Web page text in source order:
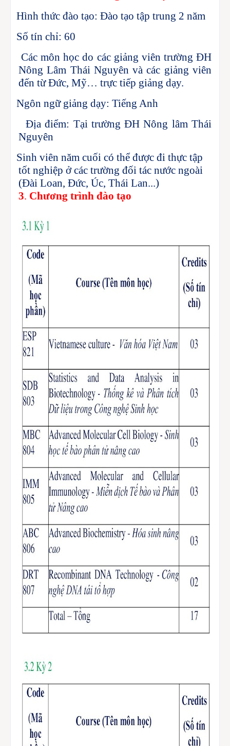
Hình thức đào tạo: Đào tạo tập trung 2 năm
Số tín chỉ: 60
Các môn học do các giảng viên trường ĐH
Nông Lâm Thái Nguyên và các giảng viên
đến từ Đức, Mỹ… trực tiếp giảng dạy.
Ngôn ngữ giảng dạy: Tiếng Anh
Địa điểm: Tại trường ĐH Nông lâm Thái
Nguyên
Sinh viên năm cuối có thể được đi thực tập
tốt nghiệp ở các trường đối tác nước ngoài
(Đài Loan, Đức, Úc, Thái Lan...)
3. Chương trình đào tạo